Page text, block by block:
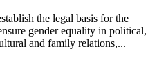
the legal basis for the
gender equality in political,
and family relations,...